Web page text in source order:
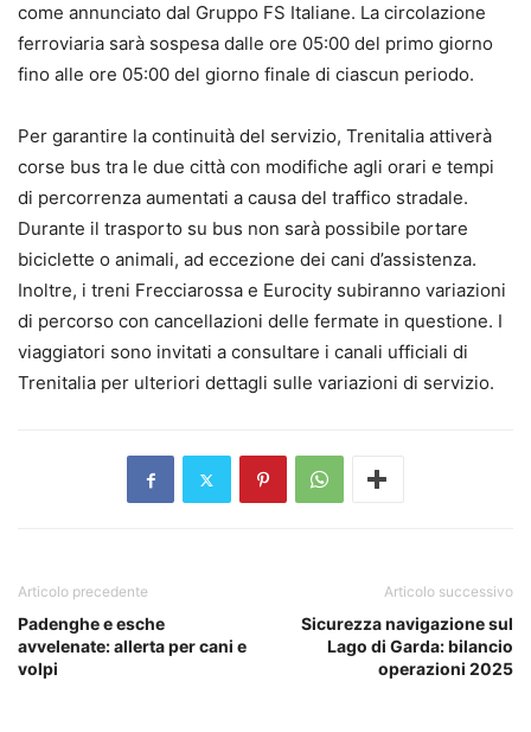
come annunciato dal Gruppo FS Italiane. La circolazione
ferroviaria sarà sospesa dalle ore 05:00 del primo giorno
fino alle ore 05:00 del giorno finale di ciascun periodo.
Per garantire la continuità del servizio, Trenitalia attiverà
corse bus tra le due città con modifiche agli orari e tempi
di percorrenza aumentati a causa del traffico stradale.
Durante il trasporto su bus non sarà possibile portare
biciclette o animali, ad eccezione dei cani d’assistenza.
Inoltre, i treni Frecciarossa e Eurocity subiranno variazioni
di percorso con cancellazioni delle fermate in questione. I
viaggiatori sono invitati a consultare i canali ufficiali di
Trenitalia per ulteriori dettagli sulle variazioni di servizio.
Articolo precedente
Padenghe e esche
avvelenate: allerta per cani e
volpi
Articolo successivo
Sicurezza navigazione sul
Lago di Garda: bilancio
operazioni 2025